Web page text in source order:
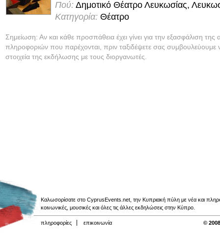
Πού: Δημοτικό Θέατρο Λευκωσίας,
Κατηγορία: Θέατρο
Σημείωση: Αν και κάθε προσπάθεια έχει γίνει για την εξασφάλιση της
πληροφοριών που παρέχονται, πριν ταξιδέψετε σας συμβουλεύουμε
στοιχεία της εκδήλωσης με τους διοργανωτές.
Καλωσορίσατε στο CyprusEvents.net, την Κυπριακή πύλη με νέα και
κοινωνικές, μουσικές και όλες τις άλλες εκδηλώσεις στην Κύπρο.
πληροφορίες επικοινωνία ©